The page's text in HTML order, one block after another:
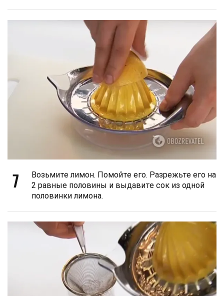
7
Возьмите лимон. Помойте его. Разрежьте его на
2 равные половины и выдавите сок из одной
половинки лимона.